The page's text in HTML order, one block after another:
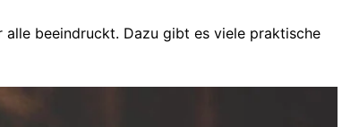
beeindruckt. Dazu gibt es viele praktische